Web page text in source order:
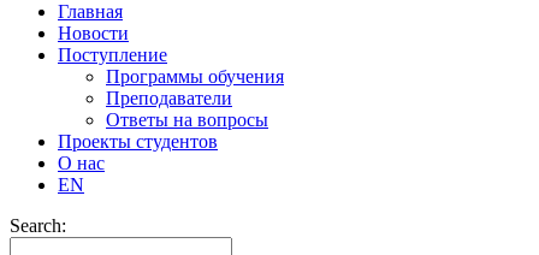
Главная
Новости
Поступление
Программы обучения
Преподаватели
Ответы на вопросы
Проекты студентов
О нас
EN
Search: